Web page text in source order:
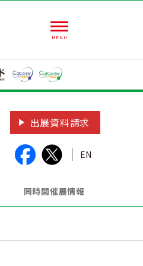
出展資料請求
EN
同時開催展情報